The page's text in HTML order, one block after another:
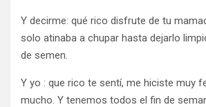
Y decirme: qué rico disfrute de tu
solo atinaba a chupar hasta dejarlo
de semen.
Y yo : que rico te sentí, me hiciste muy
mucho. Y tenemos todos el fin de